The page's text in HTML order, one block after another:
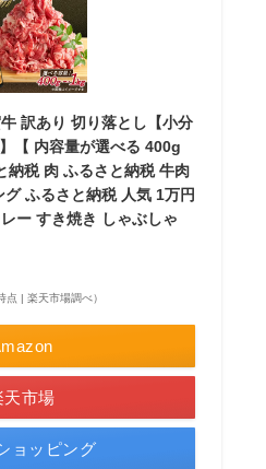
訳あり 切り落とし【小分
【 内容量が選べる 400g
納税 肉 ふるさと納税 牛肉
ふるさと納税 人気 1万円
ー すき焼き しゃぶしゃ
| 楽天市場調べ）
天市場
ョッピング